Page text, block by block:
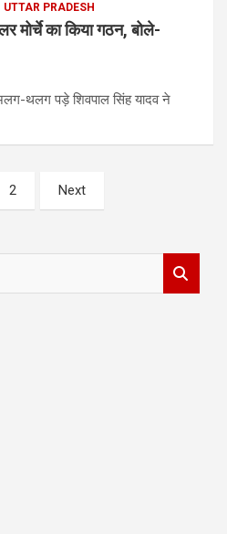
UTTAR PRADESH
मोर्चे का किया गठन, बोले-
थलग पड़े शिवपाल सिंह यादव ने
2 Next